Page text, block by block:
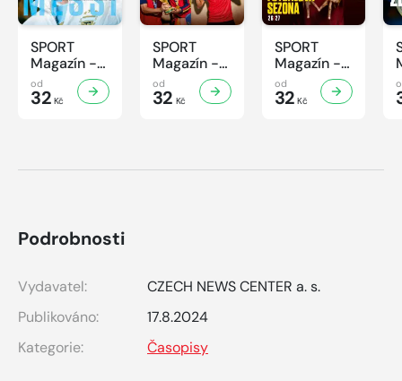
SPORT
Magazín -
32/2026
od
32 Kč
SPORT
Magazín -
31/2026
od
32 Kč
SPORT
Magazín -
30/2026
od
32 Kč
Podrobnosti
Vydavatel:
CZECH NEWS CENTER a. s.
Publikováno:
17.8.2024
Kategorie:
Časopisy